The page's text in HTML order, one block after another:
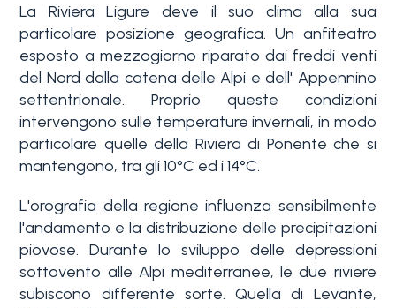
La Riviera Ligure deve il suo clima alla sua
particolare posizione geografica. Un anfiteatro
esposto a mezzogiorno riparato dai freddi venti
del Nord dalla catena delle Alpi e dell' Appennino
settentrionale. Proprio queste condizioni
intervengono sulle temperature invernali, in modo
particolare quelle della Riviera di Ponente che si
mantengono, tra gli 10°C ed i 14°C.
L'orografia della regione influenza sensibilmente
l'andamento e la distribuzione delle precipitazioni
piovose. Durante lo sviluppo delle depressioni
sottovento alle Alpi mediterranee, le due riviere
subiscono differente sorte. Quella di Levante,
La
Liguria
Ricerca
case
Contatti
Preferiti
Tipologia
-
multiscelta
Residenziali
Terreni